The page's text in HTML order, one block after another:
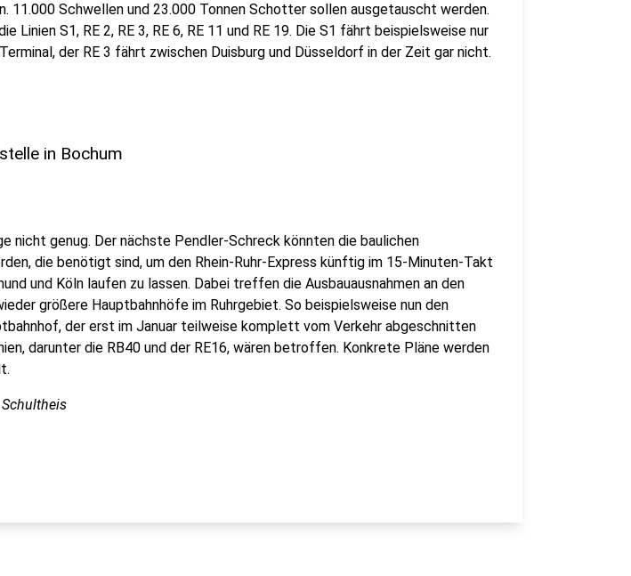
11.000 Schwellen und 23.000 Tonnen Schotter sollen ausgetauscht werden.
Linien S1, RE 2, RE 3, RE 6, RE 11 und RE 19. Die S1 fährt beispielsweise nur
der RE 3 fährt zwischen Duisburg und Düsseldorf in der Zeit gar nicht.
in Bochum
nicht genug. Der nächste Pendler-Schreck könnten die baulichen
die benötigt sind, um den Rhein-Ruhr-Express künftig im 15-Minuten-Takt
und Köln laufen zu lassen. Dabei treffen die Ausbauausnahmen an den
größere Hauptbahnhöfe im Ruhrgebiet. So beispielsweise nun den
der erst im Januar teilweise komplett vom Verkehr abgeschnitten
darunter die RB40 und der RE16, wären betroffen. Konkrete Pläne werden